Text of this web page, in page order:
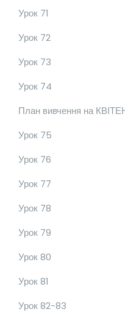
Урок 71
Урок 72
Урок 73
Урок 74
План вивчення на
Урок 75
Урок 76
Урок 77
Урок 78
Урок 79
Урок 80
Урок 81
Урок 82-83